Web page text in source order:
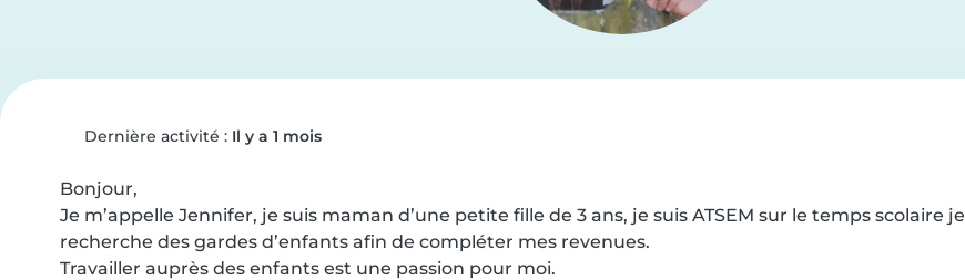
Dernière activité : Il y a 1 mois
Bonjour,
Je m’appelle Jennifer, je suis maman d’une petite fille de 3 ans, je suis ATSEM sur le temps scolaire je
recherche des gardes d’enfants afin de compléter mes revenues.
Travailler auprès des enfants est une passion pour moi.